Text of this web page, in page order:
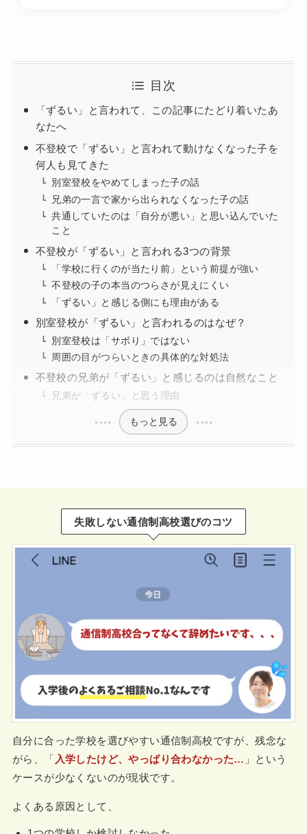
目次
「ずるい」と言われて、この記事にたどり着いたあ
なたへ
不登校で「ずるい」と言われて動けなくなった子を
何人も見てきた
別室登校をやめてしまった子の話
兄弟の一言で家から出られなくなった子の話
共通していたのは「自分が悪い」と思い込んでいた
こと
不登校が「ずるい」と言われる3つの背景
「学校に行くのが当たり前」という前提が強い
不登校の子の本当のつらさが見えにくい
「ずるい」と感じる側にも理由がある
別室登校が「ずるい」と言われるのはなぜ？
別室登校は「サボり」ではない
周囲の目がつらいときの具体的な対処法
不登校の兄弟が「ずるい」と感じるのは自然なこと
兄弟が「ずるい」と思う理由
もっと見る
失敗しない通信制高校選びのコツ
自分に合った学校を選びやすい通信制高校ですが、残念な
がら、「 入学したけど、やっぱり合わなかった… 」という
ケースが少なくないのが現状です。
よくある原因として、